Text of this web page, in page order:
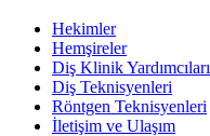
Hekimler
Hemşireler
Diş Klinik Yardımcıları
Diş Teknisyenleri
Röntgen Teknisyenleri
İletişim ve Ulaşım